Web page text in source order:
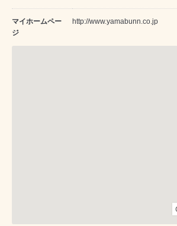
マイホームペー
ジ
http://www.yamabunn.co.jp